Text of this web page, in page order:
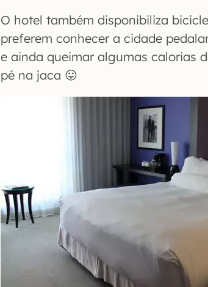
O hotel também disponibiliza
preferem conhecer a cidade
e ainda queimar algumas calorias
pé na jaca 😛